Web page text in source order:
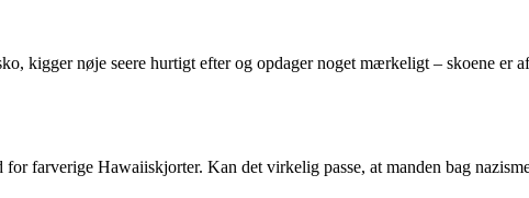
kigger nøje seere hurtigt efter og opdager noget mærkeligt – skoene
farverige Hawaiiskjorter. Kan det virkelig passe, at manden bag